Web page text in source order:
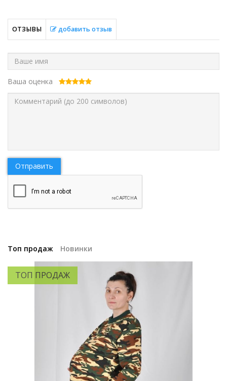
ОТЗЫВЫ добавить отзыв
Ваша оценка
Отправить
Топ продаж Новинки
ТОП ПРОДАЖ